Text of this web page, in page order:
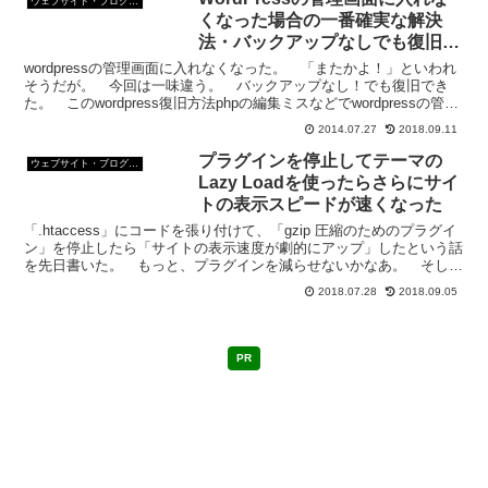
くなった場合の一番確実な解決
法・バックアップなしでも復旧で
きる
wordpressの管理画面に入れなくなった。 「またかよ！」といわれ
そうだが。 今回は一味違う。 バックアップなし！でも復旧でき
た。 このwordpress復旧方法phpの編集ミスなどでwordpressの管理
2014.07.27 2018.09.11
ウェブサイト・ブログ作成
プラグインを停止してテーマの
Lazy Loadを使ったらさらにサイ
トの表示スピードが速くなった
「.htaccess」にコードを張り付けて、「gzip 圧縮のためのプラグイ
ン」を停止したら「サイトの表示速度が劇的にアップ」したという話
を先日書いた。 もっと、プラグインを減らせないかなあ。 そした
ら、もっとサイトの表示スピードが速くなる... 2018.07.28 2018.09.05
PR